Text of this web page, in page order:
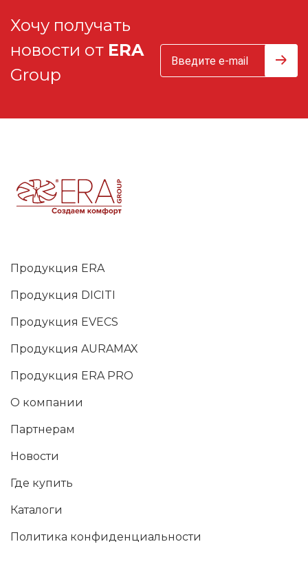
Хочу получать
новости от ERA
Group
Продукция ERA
Продукция DICITI
Продукция EVECS
Продукция AURAMAX
Продукция ERA PRO
О компании
Партнерам
Новости
Где купить
Каталоги
Политика конфиденциальности